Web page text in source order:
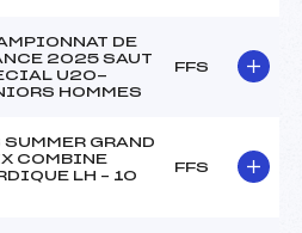
DE
2025 SAUT
U20-
HOMMES
FFS
GRAND
COMBINE
LH – 10
FFS